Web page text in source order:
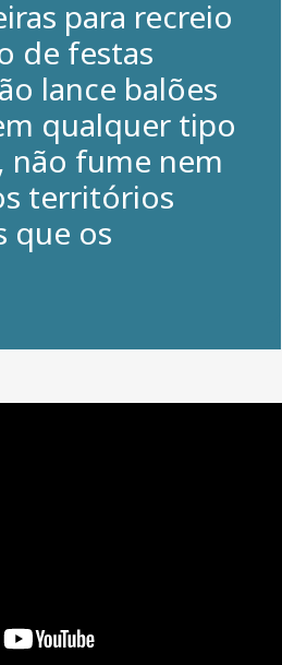
para recreio
de festas
lance balões
qualquer tipo
fume nem
territórios
que os